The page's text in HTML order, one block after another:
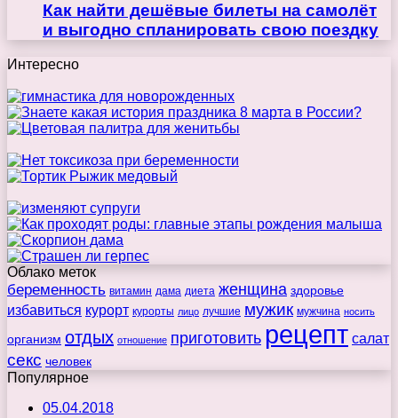
Как найти дешёвые билеты на самолёт
и выгодно спланировать свою поездку
Интересно
Облако меток
беременность витамин дама диета женщина здоровье
избавиться курорт курорты лицо лучшие мужик мужчина носить
организм отдых отношение приготовить рецепт салат
секс человек
Популярное
05.04.2018